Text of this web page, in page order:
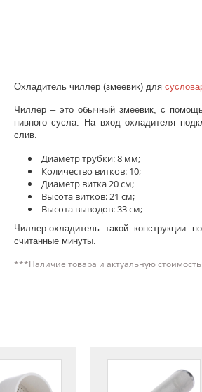
Охладитель чиллер (змеевик) для
Чиллер – это обычный змеевик, с
пивного сусла. На вход охладителя
слив.
Диаметр трубки: 8 мм;
Количество витков: 10;
Диаметр витка 20 см;
Высота витков: 21 см;
Высота выводов: 33 см;
Чиллер-охладитель такой конструкции
считанные минуты.
***Наличие товара и актуальную